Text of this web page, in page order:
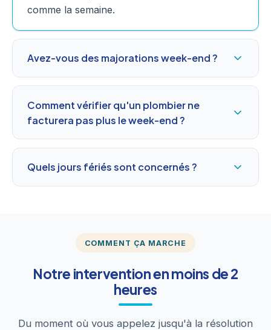
comme la semaine.
Avez-vous des majorations week-end ?
Comment vérifier qu'un plombier ne
facturera pas plus le week-end ?
Quels jours fériés sont concernés ?
COMMENT ÇA MARCHE
Notre intervention en moins de 2
heures
Du moment où vous appelez jusqu'à la résolution